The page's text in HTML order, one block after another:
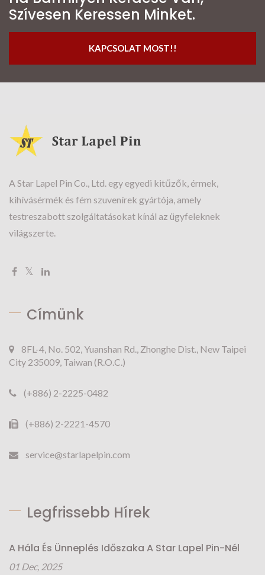
Szívesen Keressen Minket.
KAPCSOLAT MOST!!
A Star Lapel Pin Co., Ltd. egy egyedi kitűzők, érmek,
kihívásérmék és fém szuvenírek gyártója, amely
testreszabott szolgáltatásokat kínál az ügyfeleknek
világszerte.
Címünk
8FL-4, No. 502, Yuanshan Rd., Zhonghe Dist., New Taipei
City 235009, Taiwan (R.O.C.)
(+886) 2-2225-0482
(+886) 2-2221-4570
service@starlapelpin.com
Legfrissebb Hírek
A Hála És Ünneplés Időszaka A Star Lapel Pin-Nél
01 Dec, 2025